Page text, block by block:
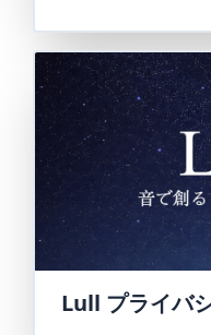
Lull プライバ